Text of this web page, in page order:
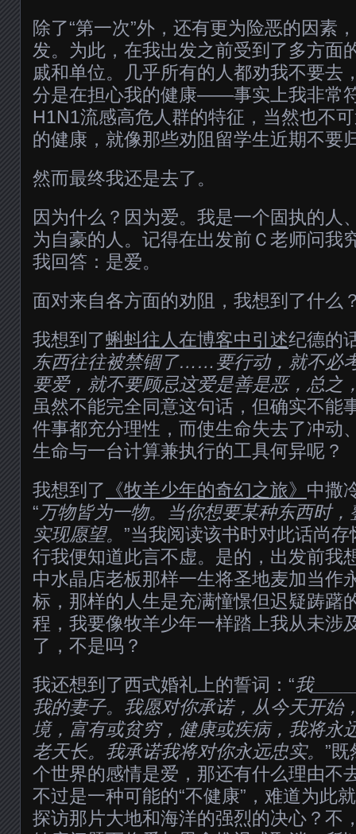
除了“第一次”外，还有更为险恶的因素
发。为此，在我出发之前受到了多方面
戚和单位。几乎所有的人都劝我不要去
分是在担心我的健康——事实上我非常
H1N1流感高危人群的特征，当然也不
的健康，就像那些劝阻留学生近期不要
然而最终我还是去了。
因为什么？因为爱。我是一个固执的人
为自豪的人。记得在出发前Ｃ老师问我
我回答：是爱。
面对来自各方面的劝阻，我想到了什么
我想到了蝌蚪往人在博客中引述纪德的
东西往往被禁锢了……要行动，就不必
要爱，就不要顾忌这爱是善是恶，总之
虽然不能完全同意这句话，但确实不能
件事都充分理性，而使生命失去了冲动
生命与一台计算兼执行的工具何异呢？
我想到了
《牧羊少年的奇幻之旅》 中撒
“万物皆为一物。当你想要某种东西时
实现愿望。 ”当我阅读该书时对此话尚
行我便知道此言不虚。是的，出发前我
中水晶店老板那样一生将圣地麦加当作
标，那样的人生是充满憧憬但迟疑踌躇
程，我要像牧羊少年一样踏上我从未涉
了，不是吗？
我还想到了西式婚礼上的誓词：“我
我的妻子。我愿对你承诺，从今天开始
境，富有或贫穷，健康或疾病，我将永
老天长。我承诺我将对你永远忠实。 ”
个世界的感情是爱，那还有什么理由不
不过是一种可能的“不健康”，难道为此
探访那片大地和海洋的强烈的决心？不